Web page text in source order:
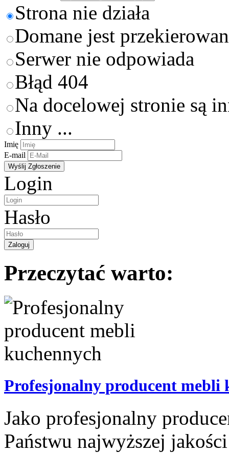
Strona nie działa
Domane jest
Serwer nie odpowiada
Błąd 404
Na docelowej stronie są
Inny ...
Imię
E-mail
Login
Hasło
Przeczytać warto:
Profesjonalny producent mebli
Jako profesjonalny
Państwu najwyższej